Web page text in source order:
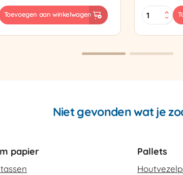
Toevoegen aan winkelwagen
Sealtang
Super
Niet gevonden wat je
papier Pallets